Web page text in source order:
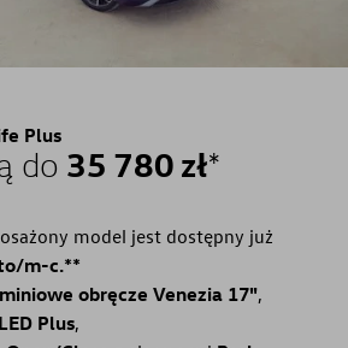
Plus
do 35 780 zł*
model jest dostępny już
m-c.**
obręcze Venezia 17",
LED Plus,